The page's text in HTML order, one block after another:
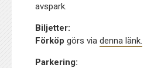
avspark.
Biljetter:
Förköp görs viadenna länk.
Parkering: